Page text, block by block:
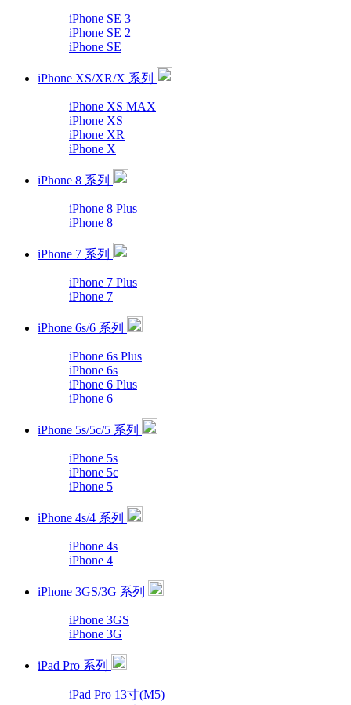
iPhone SE 3
iPhone SE 2
iPhone SE
iPhone XS/XR/X 系列
iPhone XS MAX
iPhone XS
iPhone XR
iPhone X
iPhone 8 系列
iPhone 8 Plus
iPhone 8
iPhone 7 系列
iPhone 7 Plus
iPhone 7
iPhone 6s/6 系列
iPhone 6s Plus
iPhone 6s
iPhone 6 Plus
iPhone 6
iPhone 5s/5c/5 系列
iPhone 5s
iPhone 5c
iPhone 5
iPhone 4s/4 系列
iPhone 4s
iPhone 4
iPhone 3GS/3G 系列
iPhone 3GS
iPhone 3G
iPad Pro 系列
iPad Pro 13寸(M5)